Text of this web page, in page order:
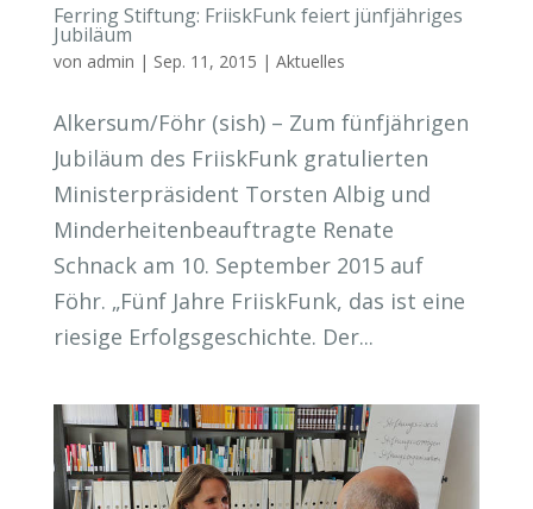
Ferring Stiftung: FriiskFunk feiert jünfjähriges
Jubiläum
von admin | Sep. 11, 2015 | Aktuelles
Alkersum/Föhr (sish) – Zum fünfjährigen
Jubiläum des FriiskFunk gratulierten
Ministerpräsident Torsten Albig und
Minderheitenbeauftragte Renate
Schnack am 10. September 2015 auf
Föhr. „Fünf Jahre FriiskFunk, das ist eine
riesige Erfolgsgeschichte. Der...